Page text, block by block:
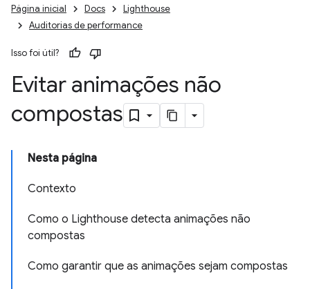
Página inicial Docs
Lighthouse
Auditorias de performance
Isso foi útil?
Evitar animações não
compostas
Nesta página
Contexto
Como o Lighthouse detecta animações não
compostas
Como garantir que as animações sejam compostas